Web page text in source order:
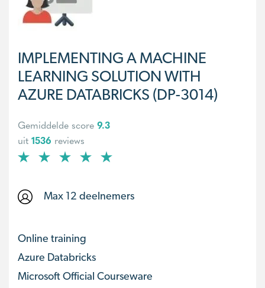
IMPLEMENTING A MACHINE
LEARNING SOLUTION WITH
AZURE DATABRICKS (DP-3014)
Gemiddelde score 9.3
uit 1536 reviews
Max 12 deelnemers
Online training
Azure Databricks
Microsoft Official Courseware